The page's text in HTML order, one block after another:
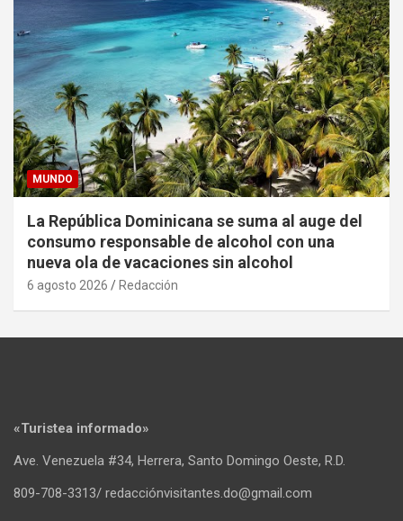
MUNDO
La República Dominicana se suma al auge del
consumo responsable de alcohol con una
nueva ola de vacaciones sin alcohol
6 agosto 2026 Redacción
«Turistea informado»
Ave. Venezuela #34, Herrera, Santo Domingo Oeste, R.D.
809-708-3313/ redacciónvisitantes.do@gmail.com